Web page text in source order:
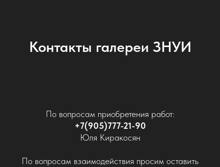
Контакты галереи ЗНУИ
По вопросам приобретения работ:
+7(905)777-21-90
Юля Киракосян
По вопросам взаимодействия просим оставить